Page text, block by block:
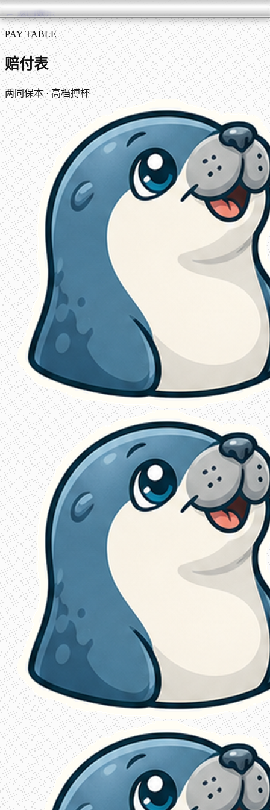
← 返回娱乐
PAY TABLE
赔付表
两同保本 · 高档搏杯